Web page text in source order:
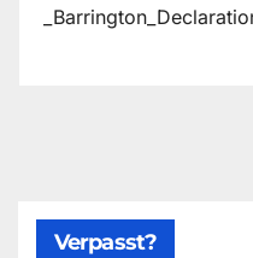
Verpasst?